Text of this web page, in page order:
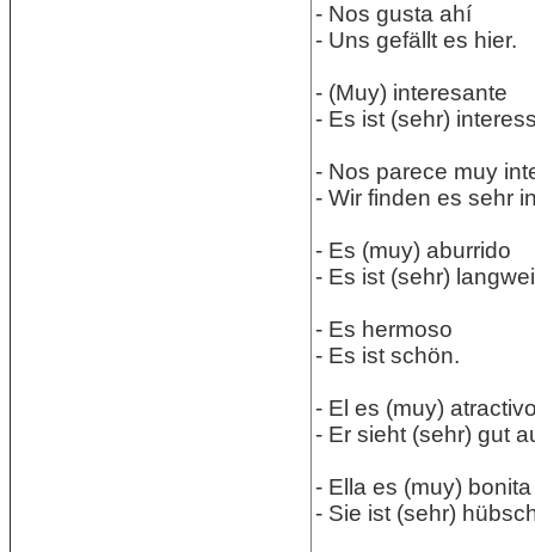
- Nos gusta ahí
- Uns gefällt es hier.
- (Muy) interesante
- Es ist (sehr)
- Nos parece muy
- Wir finden es sehr
- Es (muy) aburrido
- Es ist (sehr)
- Es hermoso
- Es ist schön.
- El es (muy)
- Er sieht (sehr) gut
- Ella es (muy) bonita
- Sie ist (sehr)